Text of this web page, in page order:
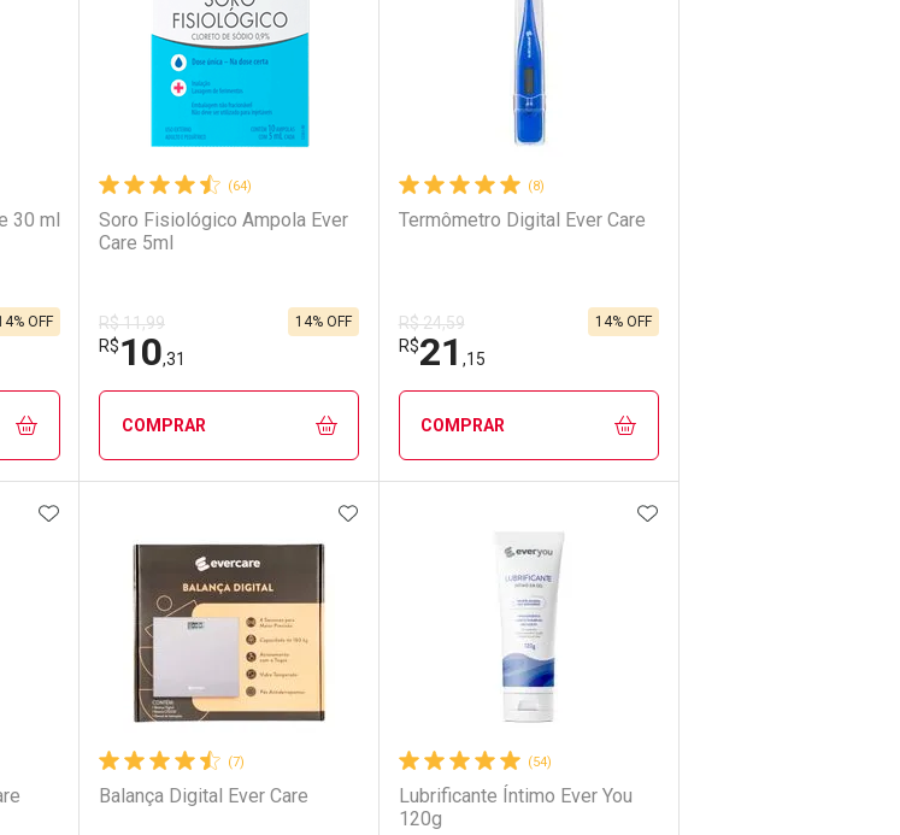
30 ml
OFF
FECHAR
FECHAR
(64)
Soro Fisiológico Ampola Ever
Care 5ml
R$ 11,99
R$10,31
14% OFF
COMPRAR
FECHAR
Laboratório
FECHAR
Por Menos
(8)
Termômetro Digital Ever Care
R$ 24,59
R$21 ,15
14% OFF
COMPRAR
FECHAR
Laboratório
FECHAR
Por Menos
ADICIONAR AOS FAVORITOS
(7)
Balança Digital Ever Care
ADICIONAR AOS FAVORITOS
(54)
Lubrificante Íntimo Ever You
120g
ADICIONAR AOS